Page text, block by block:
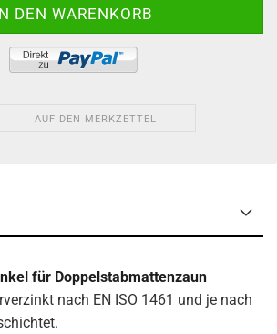
AUF DEN MERKZETTEL
für Doppelstabmattenzaun
nach EN ISO 1461 und je nach